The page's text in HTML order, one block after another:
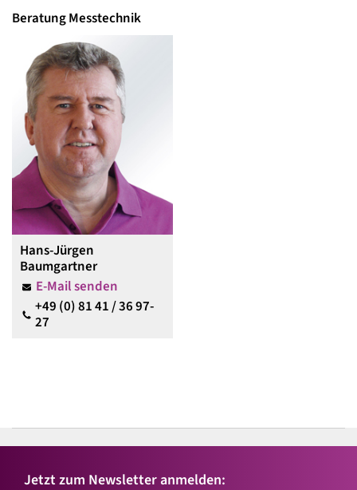
Beratung Messtechnik
Hans-Jürgen
Baumgartner
E-Mail senden
+49 (0) 81 41 / 36 97-
27
Jetzt zum Newsletter anmelden: